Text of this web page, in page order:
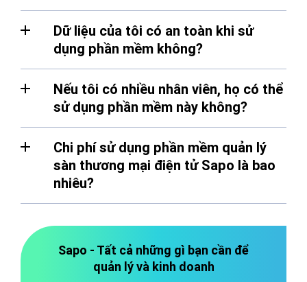
Dữ liệu của tôi có an toàn khi sử
dụng phần mềm không?
Nếu tôi có nhiều nhân viên, họ có thể
sử dụng phần mềm này không?
Chi phí sử dụng phần mềm quản lý
sàn thương mại điện tử Sapo là bao
nhiêu?
Sapo - Tất cả những gì bạn cần để
quản lý và kinh doanh